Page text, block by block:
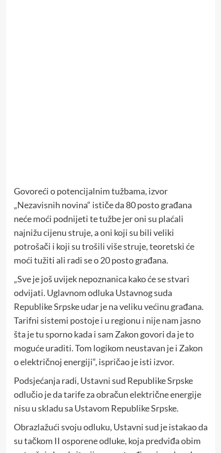
Govoreći o potencijalnim tužbama, izvor
„Nezavisnih novina“ ističe da 80 posto građana
neće moći podnijeti te tužbe jer oni su plaćali
najnižu cijenu struje, a oni koji su bili veliki
potrošači i koji su trošili više struje, teoretski će
moći tužiti ali radi se o 20 posto građana.
„Sve je još uvijek nepoznanica kako će se stvari
odvijati. Uglavnom odluka Ustavnog suda
Republike Srpske udar je na veliku većinu građana.
Tarifni sistemi postoje i u regionu i nije nam jasno
šta je tu sporno kada i sam Zakon govori da je to
moguće uraditi. Tom logikom neustavan je i Zakon
o električnoj energiji“, ispričao je isti izvor.
Podsjećanja radi, Ustavni sud Republike Srpske
odlučio je da tarife za obračun električne energije
nisu u skladu sa Ustavom Republike Srpske.
Obrazlažući svoju odluku, Ustavni sud je istakao da
su tačkom II osporene odluke, koja predviđa obim